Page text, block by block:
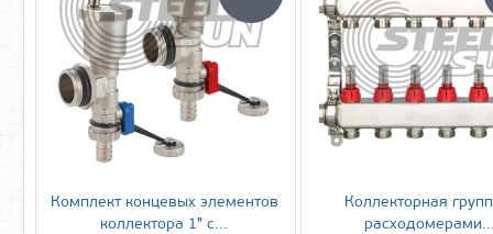
Комплект концевых элементов
коллектора 1" с...
Коллекторная